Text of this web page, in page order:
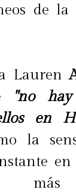
de
Lauren
"no hay
en
la
en
más